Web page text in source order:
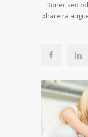
Donec sed
pharetra